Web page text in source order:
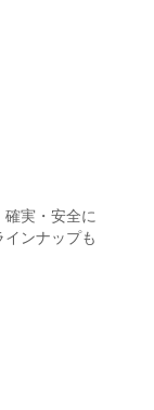
実・安全に
ンナップも